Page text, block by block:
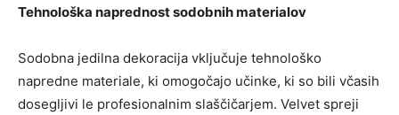
Tehnološka naprednost sodobnih materialov
Sodobna jedilna dekoracija vključuje tehnološko
napredne materiale, ki omogočajo učinke, ki so bili včasih
dosegljivi le profesionalnim slaščičarjem. Velvet spreji